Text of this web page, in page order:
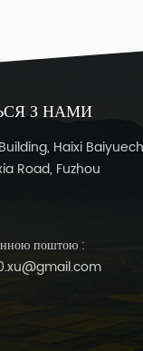
З НАМИ
Haixi
Road, Fuzhou
поштою :